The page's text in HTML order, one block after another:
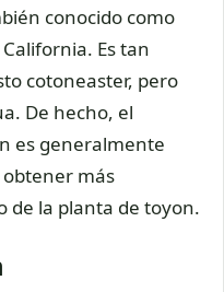
conocido como
Es tan
cotoneaster, pero
De hecho, el
es generalmente
más
de la planta de toyon.